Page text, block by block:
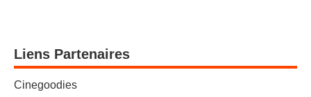
Liens Partenaires
Cinegoodies